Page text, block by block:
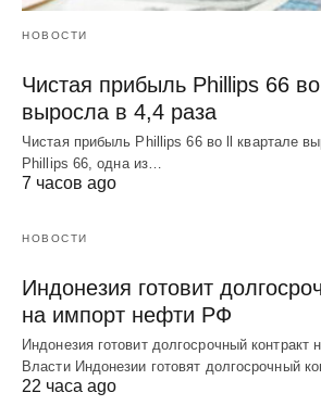
НОВОСТИ
Чистая прибыль Phillips 66
выросла в 4,4 раза
Чистая прибыль Phillips 66 во ll квартале
Phillips 66, одна из…
7 часов ago
НОВОСТИ
Индонезия готовит
на импорт нефти РФ
Индонезия готовит долгосрочный
Власти Индонезии готовят долгосрочный
22 часа ago